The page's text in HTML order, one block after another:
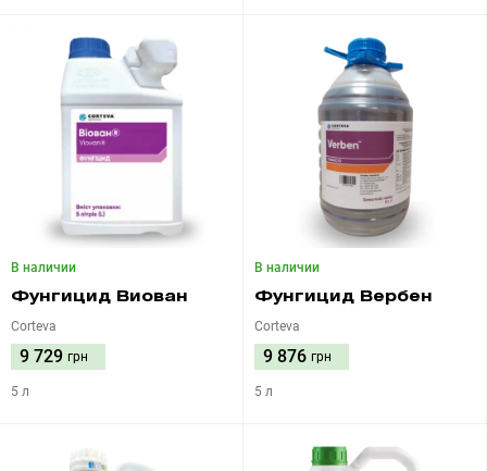
В наличии
Фунгицид Виован
Corteva
9 729 грн
5 л
В наличии
Фунгицид Вербен
Corteva
9 876 грн
5 л